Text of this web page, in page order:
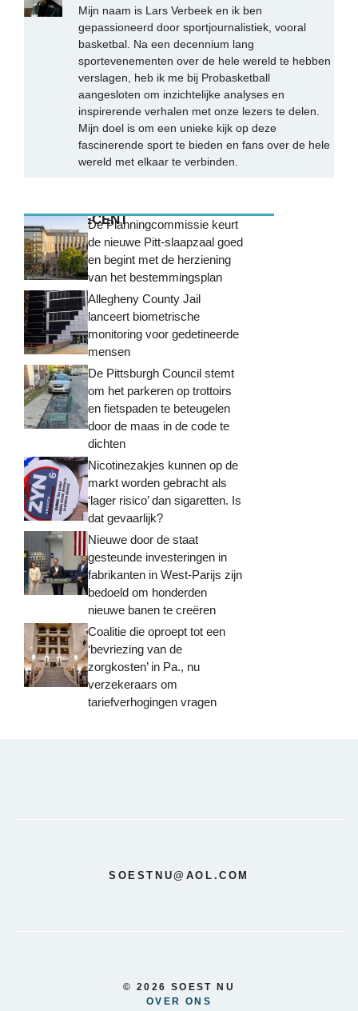
Mijn naam is Lars Verbeek en ik ben
gepassioneerd door sportjournalistiek, vooral
basketbal. Na een decennium lang
sportevenementen over de hele wereld te hebben
verslagen, heb ik me bij Probasketball
aangesloten om inzichtelijke analyses en
inspirerende verhalen met onze lezers te delen.
Mijn doel is om een unieke kijk op deze
fascinerende sport te bieden en fans over de hele
wereld met elkaar te verbinden.
MEEST RECENTDe Planningcommissie keurt
de nieuwe Pitt-slaapzaal goed
en begint met de herziening
van het bestemmingsplan
Allegheny County Jail
lanceert biometrische
monitoring voor gedetineerde
mensen
De Pittsburgh Council stemt
om het parkeren op trottoirs
en fietspaden te beteugelen
door de maas in de code te
dichten
Nicotinezakjes kunnen op de
markt worden gebracht als
‘lager risico’ dan sigaretten. Is
dat gevaarlijk?
Nieuwe door de staat
gesteunde investeringen in
fabrikanten in West-Parijs zijn
bedoeld om honderden
nieuwe banen te creëren
Coalitie die oproept tot een
‘bevriezing van de
zorgkosten’ in Pa., nu
verzekeraars om
tariefverhogingen vragen
SOESTNU@AOL.COM
© 2026 SOEST NU
OVER ONS